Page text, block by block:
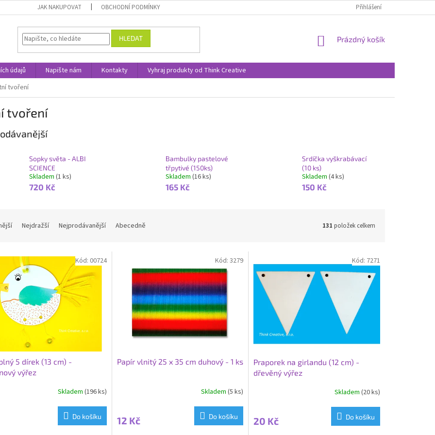
JAK NAKUPOVAT OBCHODNÍ PODMÍNKY Přihlášení
HLEDAT
NÁKUPNÍ
Prázdný košík
údajů Napište nám Kontakty
Vyhraj produkty od Think Creative
tvoření
tvoření
Sopky světa - ALBI
SCIENCE
Skladem (1 ks)
720 Kč
Bambulky pastelové
třpytivé (150ks)
Skladem (16 ks)
165 Kč
Srdíčka vyškrabávací
(10 ks)
Skladem (4 ks)
150 Kč
Nejdražší Nejprodávanější Abecedně 131 položek celkem
5 dírek (13 cm) -
výřez
Skladem (196 ks)
Do košíku
Kód: 00724
Papír vlnitý 25 x 35 cm duhový - 1 ks
Skladem (5 ks)
12 Kč Do košíku
Kód: 3279
Praporek na girlandu (12 cm) -
dřevěný výřez
Skladem (20 ks)
20 Kč Do košíku
Kód: 7271